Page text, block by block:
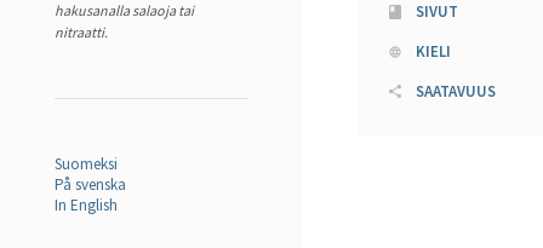
hakusanalla salaoja tai
nitraatti.
Suomeksi
På svenska
In English
SIVUT
KIELI
SAATAVUUS